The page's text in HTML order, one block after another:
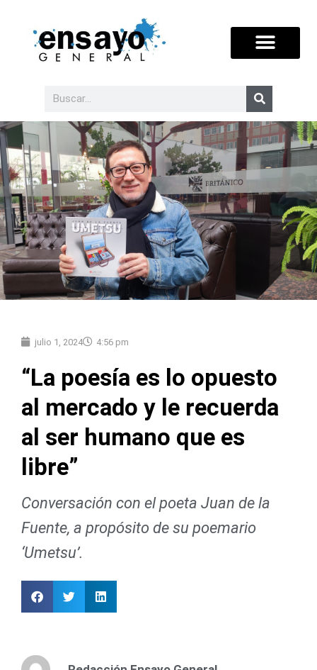
julio 1, 2024 4:56 pm
“La poesía es lo opuesto
al mercado y le recuerda
al ser humano que es
libre”
Conversación con el poeta Juan de la
Fuente, a propósito de su poemario
‘Umetsu’.